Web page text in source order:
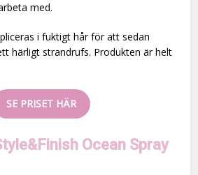
med.
i fuktigt hår för att sedan
härligt strandrufs. Produkten är helt
SE PRISET HÄR
Ocean Spray